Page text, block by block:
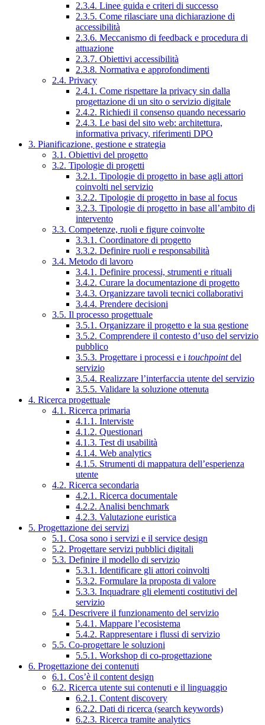
2.3.4. Linee guida e criteri di successo
2.3.5. Come rilasciare una dichiarazione di
accessibilità
2.3.6. Meccanismo di feedback e procedura di
attuazione
2.3.7. Obiettivi accessibilità
2.3.8. Normativa e approfondimenti
2.4. Privacy
2.4.1. Come rispettare la privacy sin dalla
progettazione di un sito o servizio digitale
2.4.2. Richiedi il consenso quando necessario
2.4.3. Le basi del sito web: architettura,
informativa privacy, riferimenti DPO
3. Pianificazione, gestione e strategia
3.1. Obiettivi del progetto
3.2. Tipologie di progetti
3.2.1. Tipologie di progetto in base agli attori
coinvolti nel servizio
3.2.2. Tipologie di progetto in base al focus
3.2.3. Tipologie di progetto in base all’ambito di
intervento
3.3. Competenze, ruoli e figure coinvolte
3.3.1. Coordinatore di progetto
3.3.2. Definire ruoli e responsabilità
3.4. Metodo di lavoro
3.4.1. Definire processi, strumenti e rituali
3.4.2. Curare la documentazione di progetto
3.4.3. Organizzare tavoli tecnici collaborativi
3.4.4. Prendere decisioni
3.5. Il processo progettuale
3.5.1. Organizzare il progetto e la sua gestione
3.5.2. Comprendere il contesto d’uso del servizio
pubblico
3.5.3. Progettare i processi e i touchpointdel
servizio
3.5.4. Realizzare l’interfaccia utente del servizio
3.5.5. Validare la soluzione ottenuta
4. Ricerca progettuale
4.1. Ricerca primaria
4.1.1. Interviste
4.1.2. Questionari
4.1.3. Test di usabilità
4.1.4. Web analytics
4.1.5. Strumenti di mappatura dell’esperienza
utente
4.2. Ricerca secondaria
4.2.1. Ricerca documentale
4.2.2. Analisi benchmark
4.2.3. Valutazione euristica
5. Progettazione dei servizi
5.1. Cosa sono i servizi e il service design
5.2. Progettare servizi pubblici digitali
5.3. Definire il modello di servizio
5.3.1. Identificare gli attori coinvolti
5.3.2. Formulare la proposta di valore
5.3.3. Inquadrare gli elementi costitutivi del
servizio
5.4. Descrivere il funzionamento del servizio
5.4.1. Mappare l’ecosistema
5.4.2. Rappresentare i flussi di servizio
5.5. Co-progettare le soluzioni
5.5.1. Workshop di co-progettazione
6. Progettazione dei contenuti
6.1. Cos’è il content design
6.2. Ricerca utente sui contenuti e il linguaggio
6.2.1. Content discovery
6.2.2. Dati di ricerca (search keywords)
6.2.3. Ricerca tramite analytics